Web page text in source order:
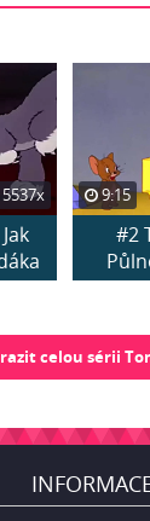
5537x 9:15
#2
celou sérii